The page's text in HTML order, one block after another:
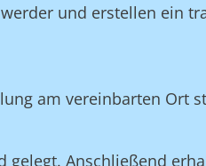
und erstellen ein
am vereinbarten Ort
Anschließend